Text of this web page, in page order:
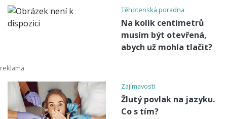
Těhotenská poradna
Na kolik centimetrů
musím být otevřená,
abych už mohla tlačit?
Zajímavosti
Žlutý povlak na jazyku.
Co s tím?